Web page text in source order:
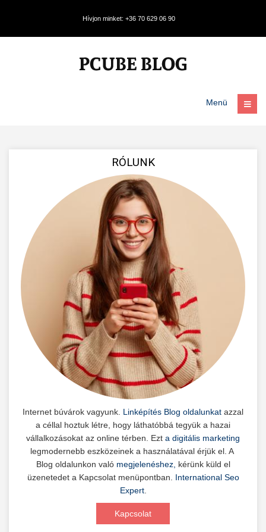
Hívjon minket: +36 70 629 06 90
Menü
RÓLUNK
Internet búvárok vagyunk. Linképítés Blog oldalunkat azzal
a céllal hoztuk létre, hogy láthatóbbá tegyük a hazai
vállalkozásokat az online térben. Ezt a digitális marketing
legmodernebb eszközeinek a használatával érjük el. A
Blog oldalunkon való megjelenéshez, kérünk küld el
üzenetedet a Kapcsolat menüpontban. International Seo
Expert.
Kapcsolat